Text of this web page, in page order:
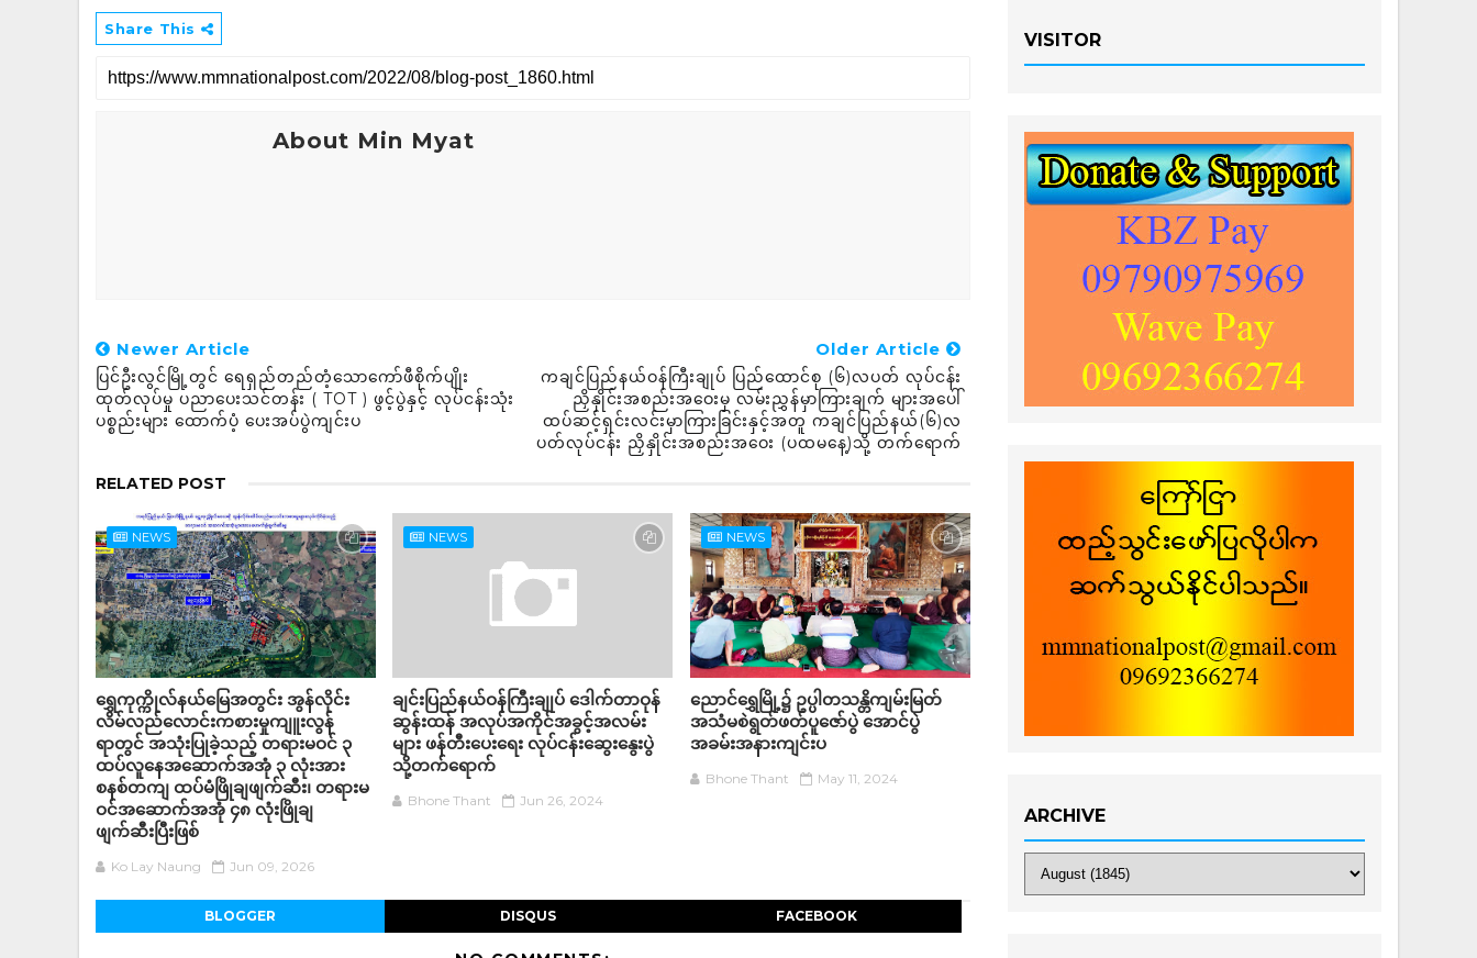
Share This
About Min Myat
Newer Article
ပြင်ဦးလွင်မြို့တွင် ရေရှည်တည်တံ့သောကော်ဖီစိုက်ပျိုး
ထုတ်လုပ်မှု ပညာပေးသင်တန်း ( TOT ) ဖွင့်ပွဲနှင့် လုပ်ငန်းသုံး
ပစ္စည်းများ ထောက်ပံ့ ပေးအပ်ပွဲကျင်းပ
Older Article
ကချင်ပြည်နယ်ဝန်ကြီးချုပ် ပြည်ထောင်စု (၆)လပတ် လုပ်ငန်း
ညှိနှိုင်းအစည်းအဝေးမှ လမ်းညွှန်မှာကြားချက် များအပေါ်
ထပ်ဆင့်ရှင်းလင်းမှာကြားခြင်းနှင့်အတူ ကချင်ပြည်နယ်(၆)လ
ပတ်လုပ်ငန်း ညှိနှိုင်းအစည်းအဝေး (ပထမနေ့)သို့ တက်ရောက်
RELATED POST
NEWS
ရွှေကုက္ကိုလ်နယ်မြေအတွင်း အွန်လိုင်း
လိမ်လည်လောင်းကစားမှုကျူးလွန်
ရာတွင် အသုံးပြုခဲ့သည့် တရားမဝင် ၃
ထပ်လူနေအဆောက်အအုံ ၃ လုံးအား
စနစ်တကျ ထပ်မံဖြိုချဖျက်ဆီး၊ တရားမ
ဝင်အဆောက်အအုံ ၄၈ လုံးဖြိုချ
ဖျက်ဆီးပြီးဖြစ်
Ko Lay Naung Jun 09, 2026
NEWS
ချင်းပြည်နယ်ဝန်ကြီးချုပ် ဒေါက်တာဝုန်
ဆွန်းထန် အလုပ်အကိုင်အခွင့်အလမ်း
များ ဖန်တီးပေးရေး လုပ်ငန်းဆွေးနွေးပွဲ
သို့တက်ရောက်
Bhone Thant Jun 26, 2024
NEWS
ညောင်ရွှေမြို့၌ ဥပ္ပါတသန္တိကျမ်းမြတ်
အသံမစဲရွတ်ဖတ်ပူဇော်ပွဲ အောင်ပွဲ
အခမ်းအနားကျင်းပ
Bhone Thant May 11, 2024
BLOGGER DISQUS FACEBOOK
VISITOR
ARCHIVE